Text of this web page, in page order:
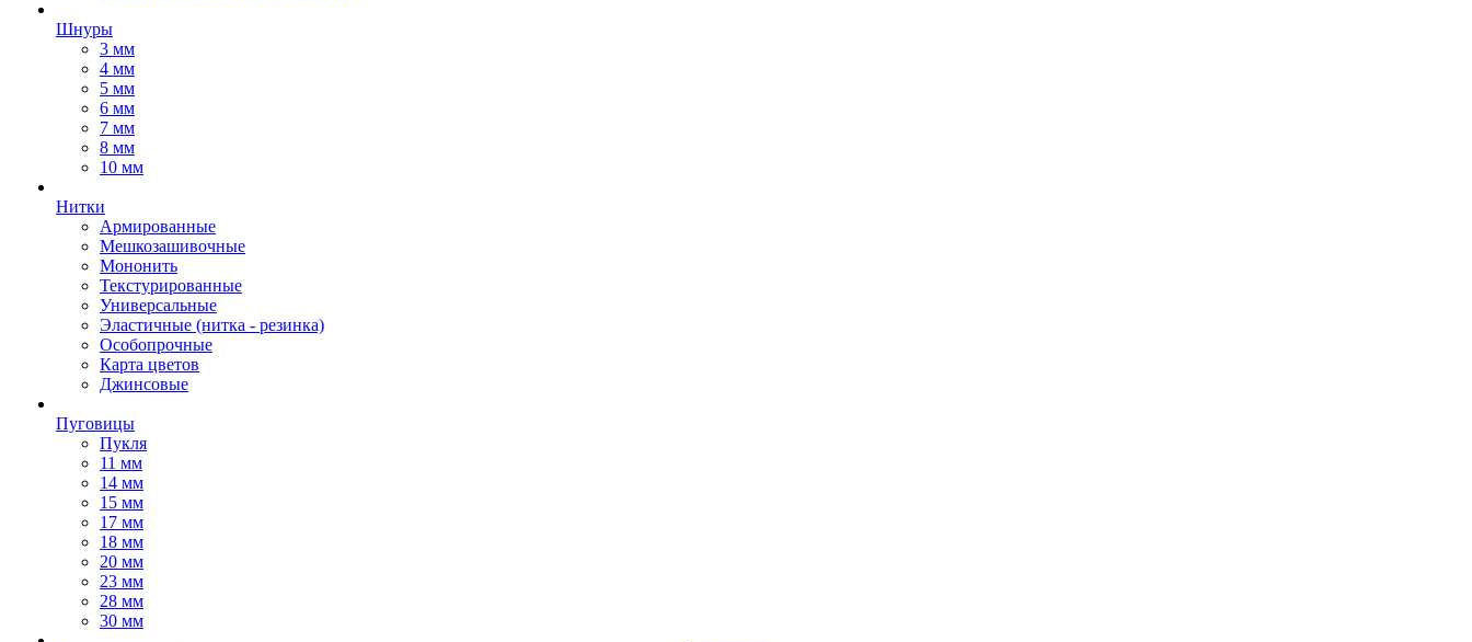
Шнуры
3 мм
4 мм
5 мм
6 мм
7 мм
8 мм
10 мм
Нитки
Армированные
Мешкозашивочные
Мононить
Текстурированные
Универсальные
Эластичные (нитка - резинка)
Особопрочные
Карта цветов
Джинсовые
Пуговицы
Пукля
11 мм
14 мм
15 мм
17 мм
18 мм
20 мм
23 мм
28 мм
30 мм